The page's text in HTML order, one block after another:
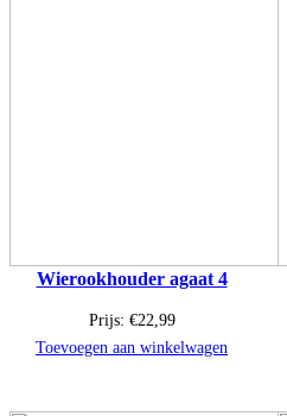
Wierookhouder agaat 4
Prijs: €22,99
Toevoegen aan winkelwagen